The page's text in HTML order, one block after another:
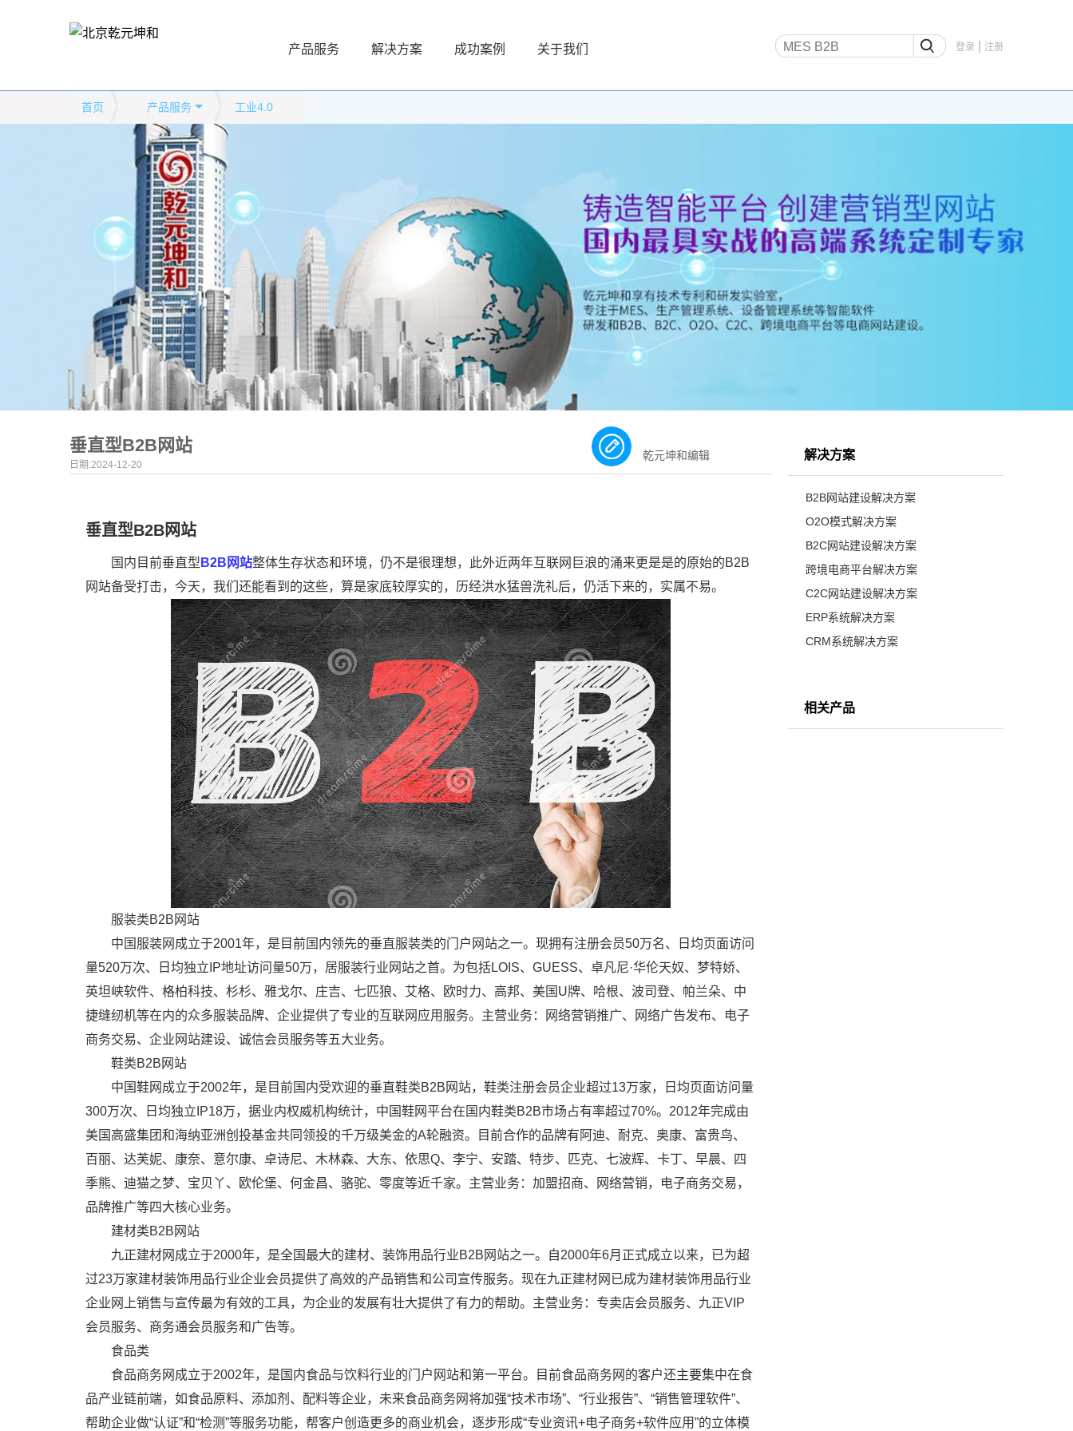
产品服务 解决方案 成功案例 关于我们 登录 注册
首页 产品服务 工业4.0
垂直型B2B网站
日期:2024-12-20
乾元坤和编辑
垂直型B2B网站
国内目前垂直型 B2B网站整体生存状态和环境，仍不是很理想，此外近两年互联网巨浪的涌来更是是的原始的B2B
网站备受打击，今天，我们还能看到的这些，算是家底较厚实的，历经洪水猛兽洗礼后，仍活下来的，实属不易。
服装类B2B网站
中国服装网成立于2001年，是目前国内领先的垂直服装类的门户网站之一。现拥有注册会员50万名、日均页面访问
量520万次、日均独立IP地址访问量50万，居服装行业网站之首。为包括LOIS、GUESS、卓凡尼·华伦天奴、梦特娇、
英坦峡软件、格柏科技、杉杉、雅戈尔、庄吉、七匹狼、艾格、欧时力、高邦、美国U牌、哈根、波司登、帕兰朵、中
捷缝纫机等在内的众多服装品牌、企业提供了专业的互联网应用服务。主营业务：网络营销推广、网络广告发布、电子
商务交易、企业网站建设、诚信会员服务等五大业务。
鞋类B2B网站
中国鞋网成立于2002年，是目前国内受欢迎的垂直鞋类B2B网站，鞋类注册会员企业超过13万家，日均页面访问量
300万次、日均独立IP18万，据业内权威机构统计，中国鞋网平台在国内鞋类B2B市场占有率超过70%。2012年完成由
美国高盛集团和海纳亚洲创投基金共同领投的千万级美金的A轮融资。目前合作的品牌有阿迪、耐克、奥康、富贵鸟、
百丽、达芙妮、康奈、意尔康、卓诗尼、木林森、大东、依思Q、李宁、安踏、特步、匹克、七波辉、卡丁、早晨、四
季熊、迪猫之梦、宝贝丫、欧伦堡、何金昌、骆驼、零度等近千家。主营业务：加盟招商、网络营销，电子商务交易，
品牌推广等四大核心业务。
建材类B2B网站
九正建材网成立于2000年，是全国最大的建材、装饰用品行业B2B网站之一。自2000年6月正式成立以来，已为超
过23万家建材装饰用品行业企业会员提供了高效的产品销售和公司宣传服务。现在九正建材网已成为建材装饰用品行业
企业网上销售与宣传最为有效的工具，为企业的发展有壮大提供了有力的帮助。主营业务：专卖店会员服务、九正VIP
会员服务、商务通会员服务和广告等。
食品类
食品商务网成立于2002年，是国内食品与饮料行业的门户网站和第一平台。目前食品商务网的客户还主要集中在食
品产业链前端，如食品原料、添加剂、配料等企业，未来食品商务网将加强“技术市场”、“行业报告”、“销售管理软件”、
帮助企业做“认证”和“检测”等服务功能，帮客户创造更多的商业机会，逐步形成“专业资讯+电子商务+软件应用”的立体模
解决方案
B2B网站建设解决方案
O2O模式解决方案
B2C网站建设解决方案
跨境电商平台解决方案
C2C网站建设解决方案
ERP系统解决方案
CRM系统解决方案
相关产品